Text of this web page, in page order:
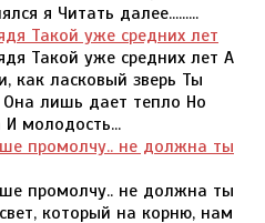
я Читать далее.........
Такой уже средних лет
Такой уже средних лет А
как ласковый зверь Ты
лишь дает тепло Но
молодость...
промолчу.. не должна ты
промолчу.. не должна ты
который на корню, нам